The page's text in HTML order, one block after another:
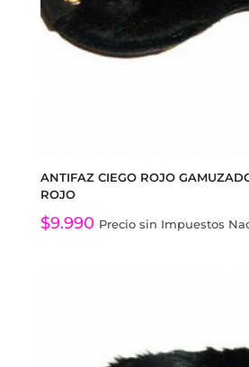
ANTIFAZ CIEGO ROJO
ROJO
$9.990 Precio sin Impuestos